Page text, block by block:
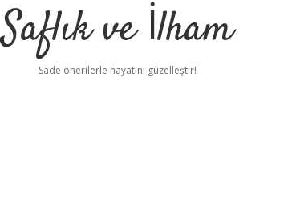
Saflık ve İlham
Sade önerilerle hayatını güzelleştir!